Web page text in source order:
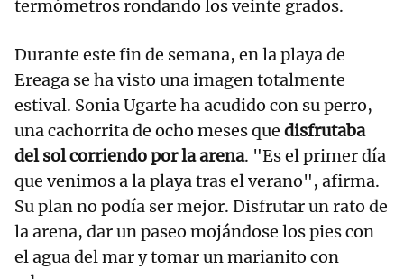
termómetros rondando los veinte grados.
Durante este fin de semana, en la playa de
Ereaga se ha visto una imagen totalmente
estival. Sonia Ugarte ha acudido con su perro,
una cachorrita de ocho meses que disfrutaba
del sol corriendo por la arena. "Es el primer día
que venimos a la playa tras el verano", afirma.
Su plan no podía ser mejor. Disfrutar un rato de
la arena, dar un paseo mojándose los pies con
el agua del mar y tomar un marianito con